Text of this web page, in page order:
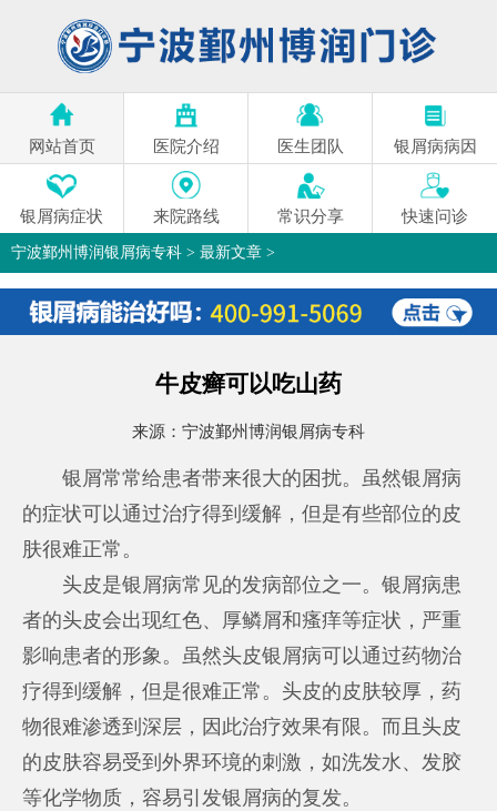
网站首页 医院介绍 医生团队 银屑病病因
银屑病症状 来院路线 常识分享 快速问诊
宁波鄞州博润银屑病专科 > 最新文章 >
牛皮癣可以吃山药
来源： 宁波鄞州博润银屑病专科
银屑常常给患者带来很大的困扰。虽然银屑病
的症状可以通过治疗得到缓解，但是有些部位的皮
肤很难正常。
头皮是银屑病常见的发病部位之一。银屑病患
者的头皮会出现红色、厚鳞屑和瘙痒等症状，严重
影响患者的形象。虽然头皮银屑病可以通过药物治
疗得到缓解，但是很难正常。头皮的皮肤较厚，药
物很难渗透到深层，因此治疗效果有限。而且头皮
的皮肤容易受到外界环境的刺激，如洗发水、发胶
等化学物质，容易引发银屑病的复发。